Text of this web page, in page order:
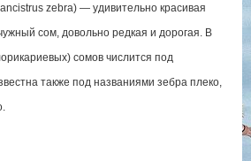
zebra) — удивительно красивая
сом, довольно редкая и дорогая. В
сомов числится под
также под названиями зебра плеко,